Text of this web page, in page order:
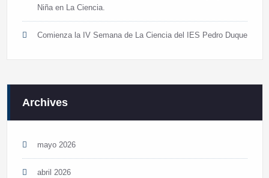
Niña en La Ciencia.
Comienza la IV Semana de La Ciencia del IES Pedro Duque
Archives
mayo 2026
abril 2026